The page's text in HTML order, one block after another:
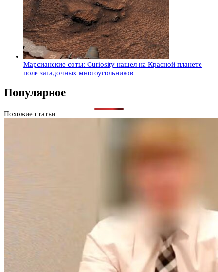
Марсианские соты: Curiosity нашел на Красной планете
поле загадочных многоугольников
Популярное
Похожие статьи